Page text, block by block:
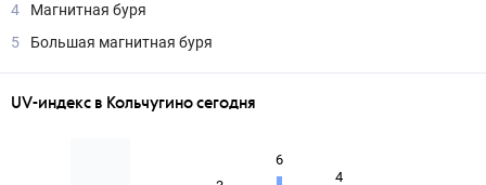
4
Магнитная буря
5
Большая магнитная буря
UV-индекс в Кольчугино сегодня
6
4